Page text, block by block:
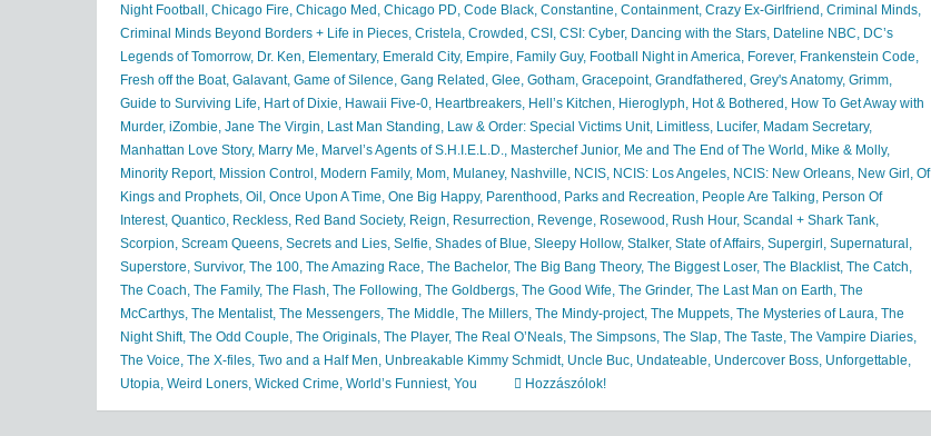
Night Football , Chicago Fire, Chicago Med , Chicago PD, Code Black, Constantine, Containment, Crazy Ex-Girlfriend , Criminal Minds,
Criminal Minds Beyond Borders + Life in Pieces, Cristela, Crowded , CSI , CSI: Cyber, Dancing with the Stars, Dateline NBC, DC’s
Legends of Tomorrow, Dr. Ken, Elementary, Emerald City, Empire, Family Guy, Football Night in America, Forever, Frankenstein Code,
Fresh off the Boat, Galavant, Game of Silence, Gang Related , Glee, Gotham, Gracepoint, Grandfathered , Grey's Anatomy, Grimm,
Guide to Surviving Life, Hart of Dixie, Hawaii Five-0, Heartbreakers, Hell’s Kitchen, Hieroglyph, Hot & Bothered , How To Get Away with
Murder, iZombie, Jane The Virgin, Last Man Standing, Law & Order: Special Victims Unit, Limitless, Lucifer, Madam Secretary,
Manhattan Love Story, Marry Me, Marvel’s Agents of S.H.I.E.L.D., Masterchef Junior, Me and The End of The World , Mike & Molly,
Minority Report, Mission Control , Modern Family, Mom, Mulaney, Nashville, NCIS, NCIS: Los Angeles, NCIS: New Orleans, New Girl , Of
Kings and Prophets, Oil , Once Upon A Time, One Big Happy, Parenthood , Parks and Recreation, People Are Talking, Person Of
Interest, Quantico, Reckless, Red Band Society, Reign, Resurrection, Revenge, Rosewood , Rush Hour, Scandal + Shark Tank,
Scorpion, Scream Queens, Secrets and Lies, Selfie, Shades of Blue, Sleepy Hollow, Stalker, State of Affairs, Supergirl , Supernatural ,
Superstore, Survivor, The 100, The Amazing Race, The Bachelor, The Big Bang Theory, The Biggest Loser, The Blacklist, The Catch,
The Coach, The Family, The Flash, The Following, The Goldbergs, The Good Wife, The Grinder, The Last Man on Earth, The
McCarthys, The Mentalist, The Messengers, The Middle, The Millers, The Mindy-project, The Muppets, The Mysteries of Laura, The
Night Shift, The Odd Couple, The Originals, The Player, The Real O’Neals, The Simpsons, The Slap, The Taste, The Vampire Diaries,
The Voice, The X-files, Two and a Half Men, Unbreakable Kimmy Schmidt, Uncle Buc, Undateable, Undercover Boss, Unforgettable,
Utopia, Weird Loners, Wicked Crime, World’s Funniest, You Hozzászólok!